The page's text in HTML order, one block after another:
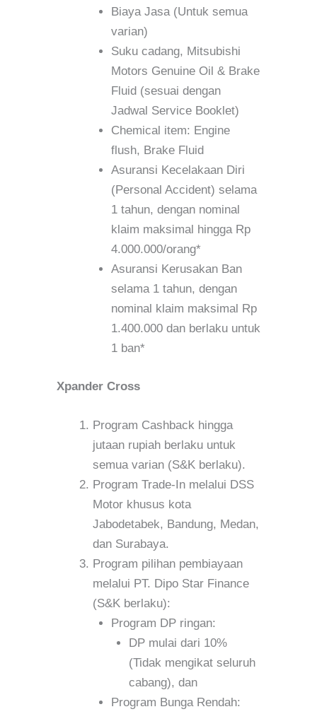
Biaya Jasa (Untuk semua
varian)
Suku cadang, Mitsubishi
Motors Genuine Oil & Brake
Fluid (sesuai dengan
Jadwal Service Booklet)
Chemical item: Engine
flush, Brake Fluid
Asuransi Kecelakaan Diri
(Personal Accident) selama
1 tahun, dengan nominal
klaim maksimal hingga Rp
4.000.000/orang*
Asuransi Kerusakan Ban
selama 1 tahun, dengan
nominal klaim maksimal Rp
1.400.000 dan berlaku untuk
1 ban*
Xpander Cross
Program Cashback hingga
jutaan rupiah berlaku untuk
semua varian (S&K berlaku).
Program Trade-In melalui DSS
Motor khusus kota
Jabodetabek, Bandung, Medan,
dan Surabaya.
Program pilihan pembiayaan
melalui PT. Dipo Star Finance
(S&K berlaku):
Program DP ringan:
DP mulai dari 10%
(Tidak mengikat seluruh
cabang), dan
Program Bunga Rendah: